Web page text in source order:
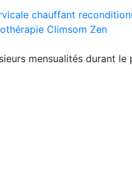
chauffant
Climsom Zen
mensualités durant le